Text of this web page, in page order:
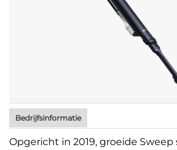
Bedrijfsinformatie
Opgericht in 2019, groeide